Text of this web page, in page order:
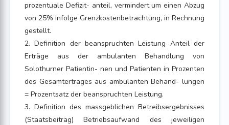
prozentuale Defizit- anteil, vermindert um einen Abzug
von 25% infolge Grenzkostenbetrachtung, in Rechnung
gestellt.
2. Definition der beanspruchten Leistung Anteil der
Erträge aus der ambulanten Behandlung von
Solothurner Patientin- nen und Patienten in Prozenten
des Gesamtertrages aus ambulanten Behand- lungen
= Prozentsatz der beanspruchten Leistung.
3. Definition des massgeblichen Betreibsergebnisses
(Staatsbeitrag) Betriebsaufwand des jeweiligen